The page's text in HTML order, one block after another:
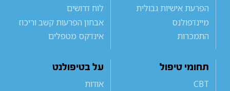
הפרעת אישיות גבולית
מיינדפולנס
התמכרות
לוח דרושים
אבחון הפרעות קשב וריכוז
אינדקס מטפלים
תחומי טיפול
CBT
על בטיפולנט
אודות